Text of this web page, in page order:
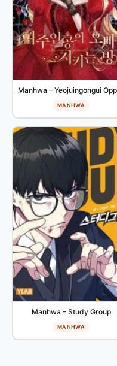
MANHWA
Manhwa – Study Group
MANHWA